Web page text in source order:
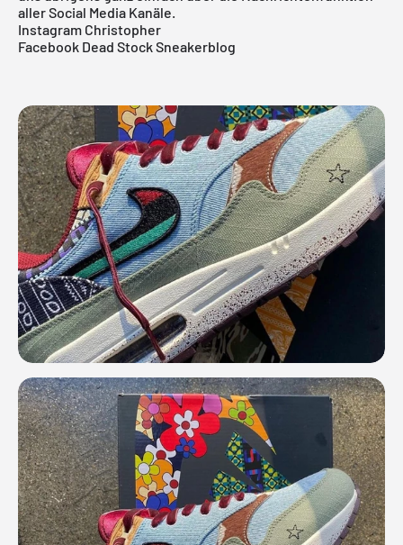
aller Social Media Kanäle.
Instagram Christopher
Facebook Dead Stock Sneakerblog